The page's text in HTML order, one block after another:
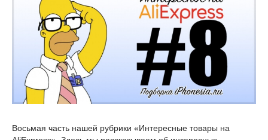
Восьмая часть нашей рубрики «Интересные товары на